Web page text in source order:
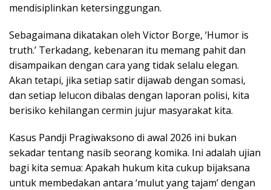
mendisiplinkan ketersinggungan.
Sebagaimana dikatakan oleh Victor Borge, ‘Humor is
truth.’ Terkadang, kebenaran itu memang pahit dan
disampaikan dengan cara yang tidak selalu elegan.
Akan tetapi, jika setiap satir dijawab dengan somasi,
dan setiap lelucon dibalas dengan laporan polisi, kita
berisiko kehilangan cermin jujur masyarakat kita.
Kasus Pandji Pragiwaksono di awal 2026 ini bukan
sekadar tentang nasib seorang komika. Ini adalah ujian
bagi kita semua: Apakah hukum kita cukup bijaksana
untuk membedakan antara ‘mulut yang tajam’ dengan